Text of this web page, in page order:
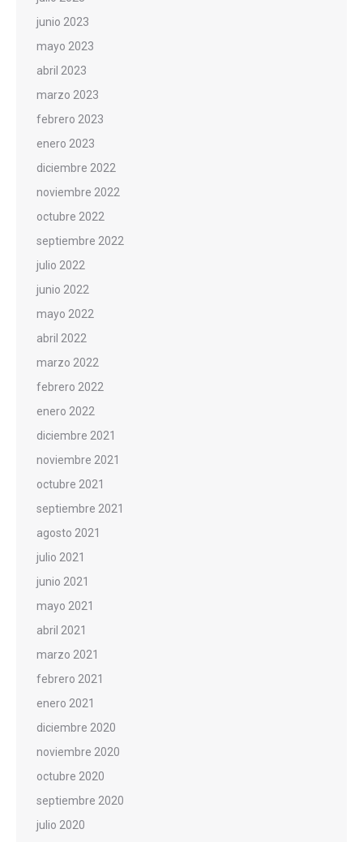
junio 2023
mayo 2023
abril 2023
marzo 2023
febrero 2023
enero 2023
diciembre 2022
noviembre 2022
octubre 2022
septiembre 2022
julio 2022
junio 2022
mayo 2022
abril 2022
marzo 2022
febrero 2022
enero 2022
diciembre 2021
noviembre 2021
octubre 2021
septiembre 2021
agosto 2021
julio 2021
junio 2021
mayo 2021
abril 2021
marzo 2021
febrero 2021
enero 2021
diciembre 2020
noviembre 2020
octubre 2020
septiembre 2020
julio 2020